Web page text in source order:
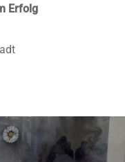
Erfolg